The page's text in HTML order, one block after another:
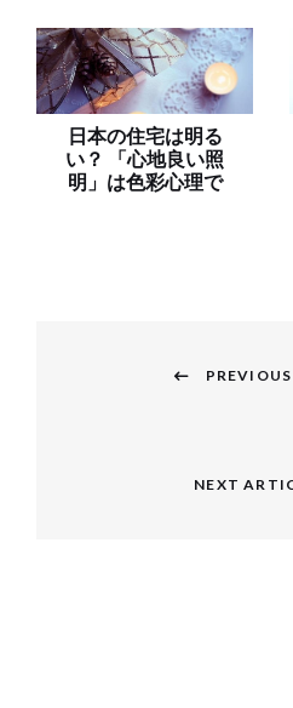
日本の住宅は明る
い？ 「心地良い照
明」は色彩心理で
NEXT